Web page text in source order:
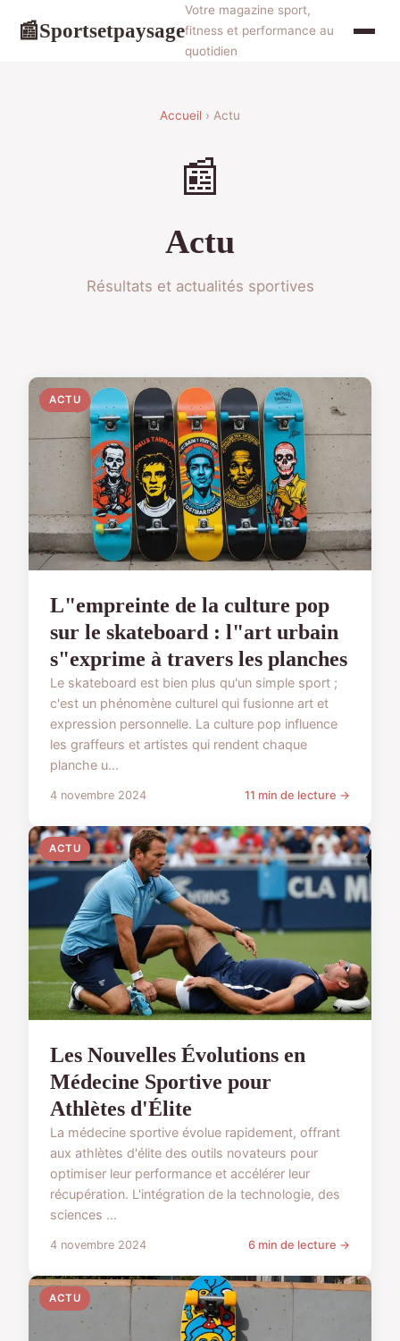
📰Sportsetpaysage
Votre magazine sport,
fitness et performance au
quotidien
Accueil › Actu
📰
Actu
Résultats et actualités sportives
ACTU
L"empreinte de la culture pop
sur le skateboard : l"art urbain
s"exprime à travers les planches
Le skateboard est bien plus qu'un simple sport ;
c'est un phénomène culturel qui fusionne art et
expression personnelle. La culture pop influence
les graffeurs et artistes qui rendent chaque
planche u...
4 novembre 2024 11 min de lecture →
ACTU
Les Nouvelles Évolutions en
Médecine Sportive pour
Athlètes d'Élite
La médecine sportive évolue rapidement, offrant
aux athlètes d'élite des outils novateurs pour
optimiser leur performance et accélérer leur
récupération. L'intégration de la technologie, des
sciences ...
4 novembre 2024 6 min de lecture →
ACTU